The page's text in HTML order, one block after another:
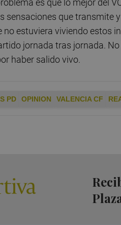
es que lo mejor del
que transmite
estuviera viviendo estos
jornada tras jornada.
haber salido vivo.
PD OPINION VALENCIA CF